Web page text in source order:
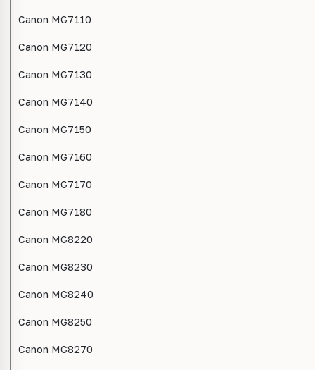
Canon MG7110
Canon MG7120
Canon MG7130
Canon MG7140
Canon MG7150
Canon MG7160
Canon MG7170
Canon MG7180
Canon MG8220
Canon MG8230
Canon MG8240
Canon MG8250
Canon MG8270